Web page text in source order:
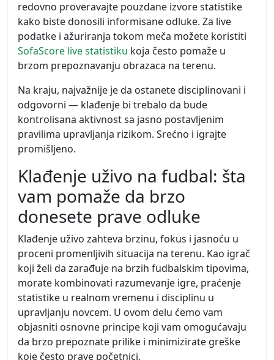
redovno proveravajte pouzdane izvore statistike
kako biste donosili informisane odluke. Za live
podatke i ažuriranja tokom meča možete koristiti
SofaScore live statistiku koja često pomaže u
brzom prepoznavanju obrazaca na terenu.
Na kraju, najvažnije je da ostanete disciplinovani i
odgovorni — klađenje bi trebalo da bude
kontrolisana aktivnost sa jasno postavljenim
pravilima upravljanja rizikom. Srećno i igrajte
promišljeno.
Klađenje uživo na fudbal: šta
vam pomaže da brzo
donesete prave odluke
Klađenje uživo zahteva brzinu, fokus i jasnoću u
proceni promenljivih situacija na terenu. Kao igrač
koji želi da zarađuje na brzih fudbalskim tipovima,
morate kombinovati razumevanje igre, praćenje
statistike u realnom vremenu i disciplinu u
upravljanju novcem. U ovom delu ćemo vam
objasniti osnovne principe koji vam omogućavaju
da brzo prepoznate prilike i minimizirate greške
koje često prave početnici.